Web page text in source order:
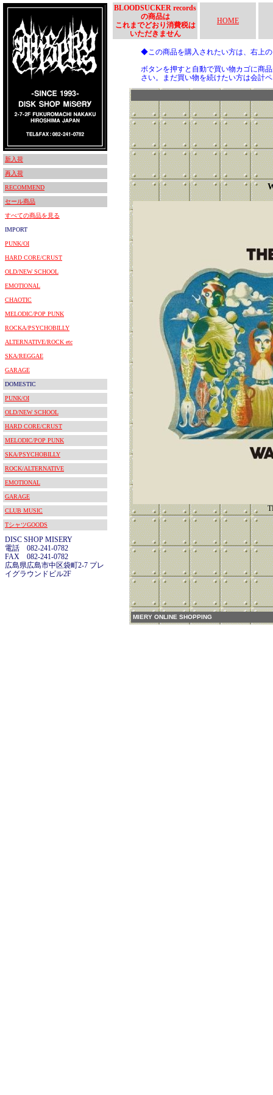
新入荷
再入荷
RECOMMEND
セール商品
すべての商品を見る
IMPORT
PUNK/OI
HARD CORE/CRUST
OLD/NEW SCHOOL
EMOTIONAL
CHAOTIC
MELODIC/POP PUNK
ROCKA/PSYCHOBILLY
ALTERNATIVE/ROCK etc
SKA/REGGAE
GARAGE
DOMESTIC
PUNK/OI
OLD/NEW SCHOOL
HARD CORE/CRUST
MELODIC/POP PUNK
SKA/PSYCHOBILLY
ROCK/ALTERNATIVE
EMOTIONAL
GARAGE
CLUB MUSIC
TシャツGOODS
DISC SHOP MISERY
電話 082-241-0782
FAX 082-241-0782
広島県広島市中区袋町2-7 プレ
イグラウンドビル2F
BLOODSUCKER records
の商品は
これまでどおり消費税は
いただきません
HOME
◆この商品を購入されたい方は、右上
ボタンを押すと自動で買い物カゴに商
さい。まだ買い物を続けたい方は会計
MIERY ONLINE SHOPPING